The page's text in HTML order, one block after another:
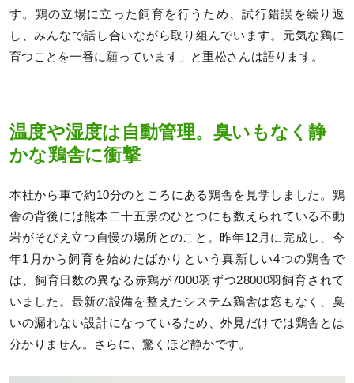
す。鶏の立場に立った飼育を行うため、試行錯誤を繰り返
し、みんなで話し合いながら取り組んでいます。元気な鶏に
育つことを一番に願っています」と重松さんは語ります。
温度や湿度は自動管理。臭いもなく静
かな鶏舎に衝撃
本社から車で約10分のところにある鶏舎を見学しました。鶏
舎の背後には熊本二十五景のひとつにも数えられている不動
岩がそびえ立つ自慢の場所とのこと。昨年12月に完成し、今
年1月から飼育を始めたばかりという真新しい4つの鶏舎で
は、飼育日数の異なる赤鶏が7000羽ずつ28000羽飼育されて
いました。最新の設備を整えたシステム鶏舎は窓もなく、臭
いの漏れない設計になっているため、外見だけでは鶏舎とは
分かりません。さらに、驚くほど静かです。